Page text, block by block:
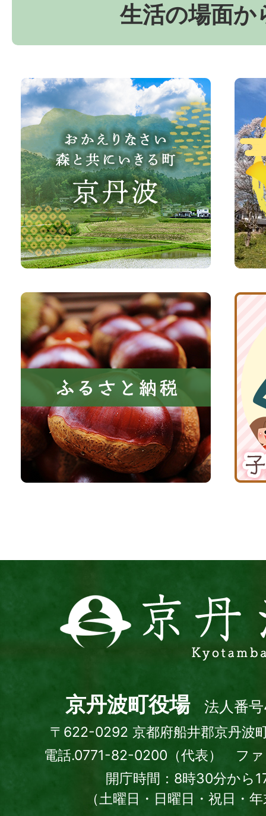
生活の場面か
お
か
え
り
な
さ
い、
森
共
に
い
き
町
京
京
波
町
観
光
サ
イ
ふ
る
さ
と
税
京
波
子
育
て
応
援
丹
波
town
京丹波町役場 法人番
〒622-0292 京都府船井郡京丹波
電話.0771-82-0200（代表） フ
開庁時間：8時30分から
（土曜日・日曜日・祝日・